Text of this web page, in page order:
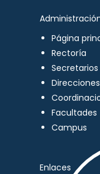
Página
Rectoría
Secretarios
Direcciones
Facultades
Campus
Enlaces